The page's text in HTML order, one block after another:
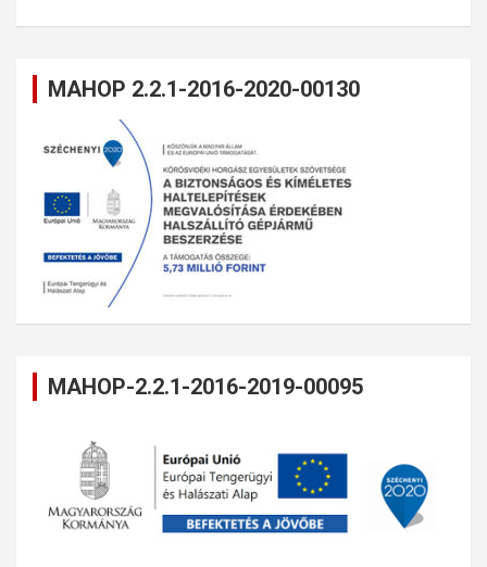
MAHOP 2.2.1-2016-2020-00130
MAHOP-2.2.1-2016-2019-00095